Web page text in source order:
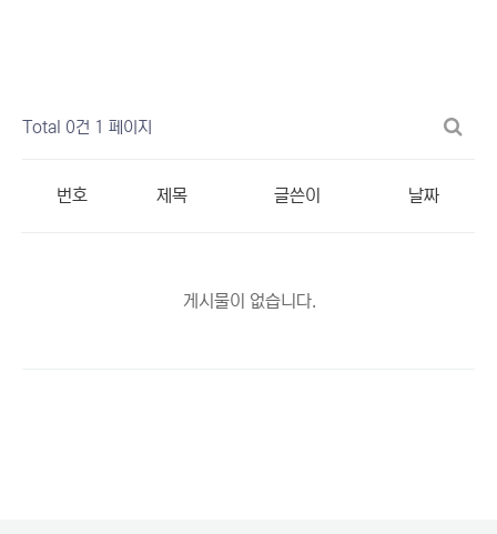
Total 0건 1 페이지
번호 제목 글쓴이 날짜
게시물이 없습니다.